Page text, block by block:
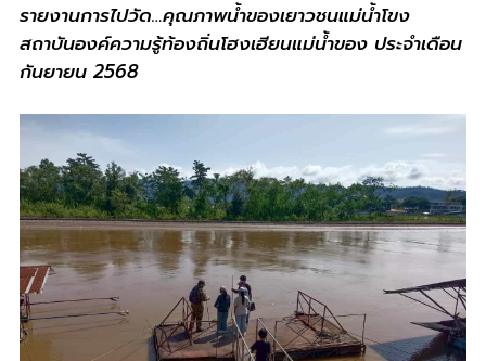
รายงานการไปวัด…คุณภาพน้ำของเยาวชนแม่น้ำโขง
สถาบันองค์ความรู้ท้องถิ่นโฮงเฮียนแม่น้ำของ ประจำเดือน
กันยายน 2568